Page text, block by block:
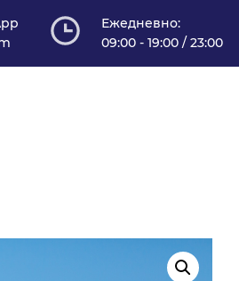
Ежедневно:
09:00 - 19:00 / 23:00